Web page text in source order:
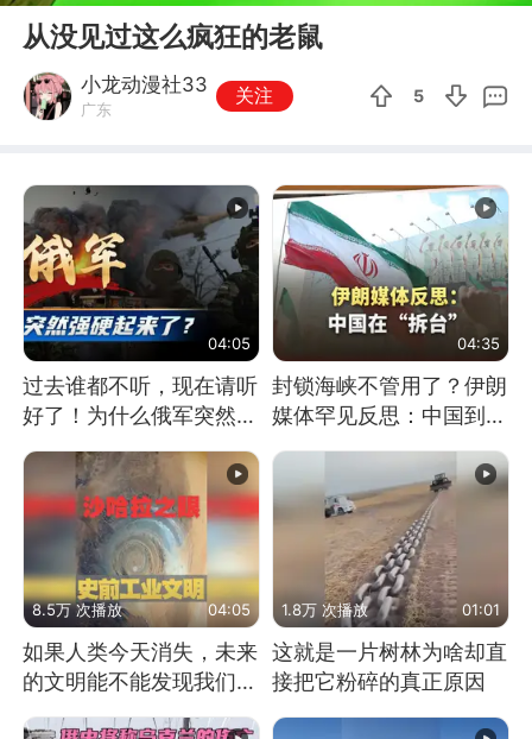
从没见过这么疯狂的老鼠
小龙动漫社33
广东
关注 5
04:05
过去谁都不听，现在请听
好了！为什么俄军突然强
硬起来了？
04:35
封锁海峡不管用了？伊朗
媒体罕见反思：中国到底
是不是在"拆台"
8.5万 次播放 04:05
如果人类今天消失，未来
的文明能不能发现我们存
1.8万 次播放 01:01
这就是一片树林为啥却直
接把它粉碎的真正原因